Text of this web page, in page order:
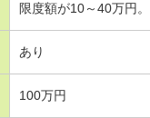
限度額が10～40万円。
あり
100万円